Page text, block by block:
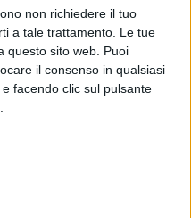
non richiedere il tuo
a tale trattamento. Le tue
questo sito web. Puoi
il consenso in qualsiasi
facendo clic sul pulsante
anche di rinvenire nella
che è stato sottoposto
è stato associato